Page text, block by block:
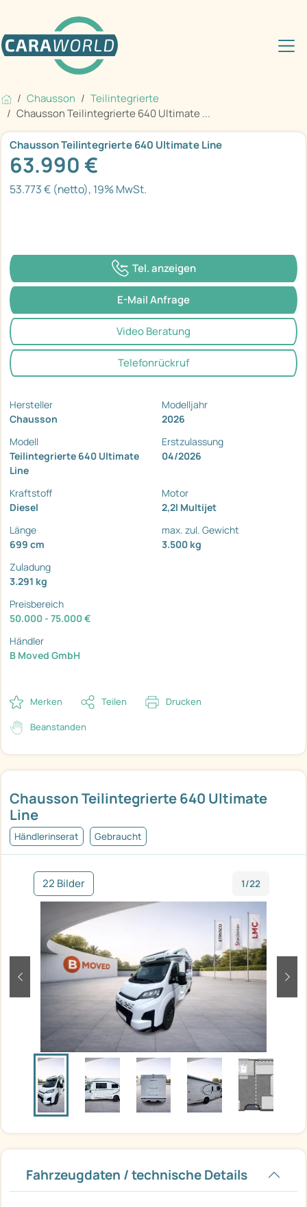
Chausson
Teilintegrierte
Chausson Teilintegrierte 640 Ultimate ...
Chausson Teilintegrierte 640 Ultimate
Line
Händlerinserat Gebraucht
22 Bilder 1/22
zurück
Fahrzeugdaten / technische Details
Chausson Teilintegrierte 640 Ultimate Line
63.990 €
53.773 € (netto), 19% MwSt.
Tel. anzeigen
E-Mail Anfrage
Video Beratung
Telefonrückruf
Hersteller
Chausson
Modelljahr
2026
Modell
Teilintegrierte 640 Ultimate
Line
Erstzulassung
04/2026
Kraftstoff
Diesel
Motor
2,2l Multijet
Länge
699 cm
max. zul. Gewicht
3.500 kg
Zuladung
3.291 kg
Preisbereich
50.000 - 75.000 €
Händler
B Moved GmbH
Merken Teilen Drucken
Beanstanden